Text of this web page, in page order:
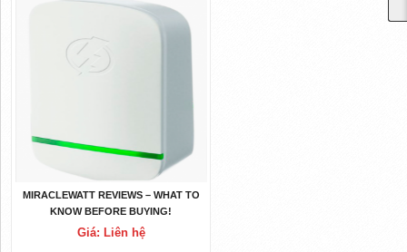
MIRACLEWATT REVIEWS – WHAT TO
KNOW BEFORE BUYING!
Giá: Liên hệ